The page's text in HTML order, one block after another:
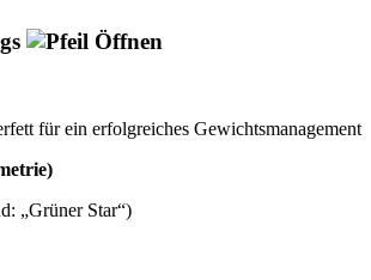
für ein erfolgreiches Gewichtsmanagement
„Grüner Star“)